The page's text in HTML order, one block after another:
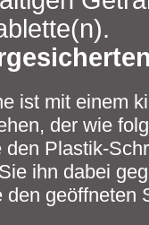
ist mit einem
der wie
den Plastik-
ihn dabei
den geöffneten